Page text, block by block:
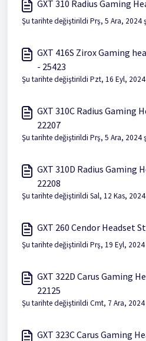
GXT 310 Radius Gaming
Şu tarihte değiştirildi Prş, 5 Ara, 2024
GXT 416S Zirox Gaming
- 25423
Şu tarihte değiştirildi Pzt, 16 Eyl,
GXT 310C Radius Gaming
22207
Şu tarihte değiştirildi Prş, 5 Ara, 2024
GXT 310D Radius Gaming
22208
Şu tarihte değiştirildi Sal, 12 Kas,
GXT 260 Cendor Headset
Şu tarihte değiştirildi Prş, 19 Eyl, 2024
GXT 322D Carus Gaming
22125
Şu tarihte değiştirildi Cmt, 7 Ara,
GXT 323C Carus Gaming